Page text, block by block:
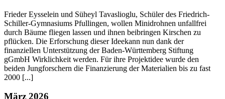
Frieder Eysselein und Süheyl Tavaslioglu, Schüler des Friedrich-
Schiller-Gymnasiums Pfullingen, wollen Minidrohnen unfallfrei
durch Bäume fliegen lassen und ihnen beibringen Kirschen zu
pflücken. Die Erforschung dieser Ideekann nun dank der
finanziellen Unterstützung der Baden-Württemberg Stiftung
gGmbH Wirklichkeit werden. Für ihre Projektidee wurde den
beiden Jungforschern die Finanzierung der Materialien bis zu fast
2000 [...]
März 2026